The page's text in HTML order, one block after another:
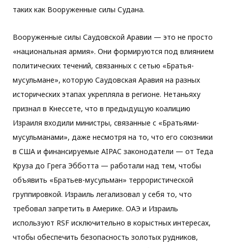
таких как Вооруженные силы Судана.
Вооруженные силы Саудовской Аравии — это не просто
«национальная армия». Они формируются под влиянием
политических течений, связанных с сетью «Братья-
мусульмане», которую Саудовская Аравия на разных
исторических этапах укрепляла в регионе. Нетаньяху
признал в Кнессете, что в предыдущую коалицию
Израиля входили министры, связанные с «Братьями-
мусульманами», даже несмотря на то, что его союзники
в США и финансируемые AIPAC законодатели — от Теда
Круза до Грега Эбботта — работали над тем, чтобы
объявить «Братьев-мусульман» террористической
группировкой. Израиль легализовал у себя то, что
требовал запретить в Америке. ОАЭ и Израиль
используют RSF исключительно в корыстных интересах,
чтобы обеспечить безопасность золотых рудников,